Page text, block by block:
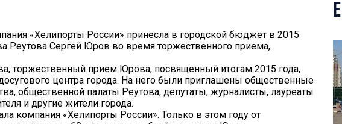
«Хелипорты России» принесла в городской бюджет в 2015
Реутова Сергей Юров во время торжественного приема,
торжественный прием Юрова, посвященный итогам 2015 года,
центра города. На него были приглашены общественные
общественной палаты Реутова, депутаты, журналисты, лауреаты
и другие жители города.
компания «Хелипорты России». Только в этом году от